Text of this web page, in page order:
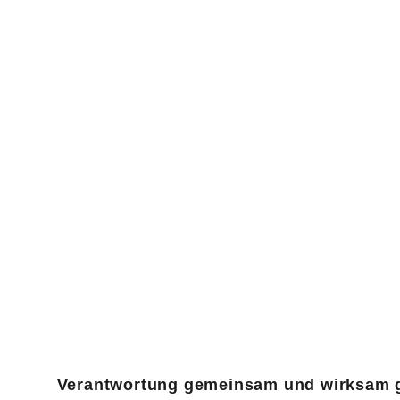
Verantwortung gemeinsam und wirksam